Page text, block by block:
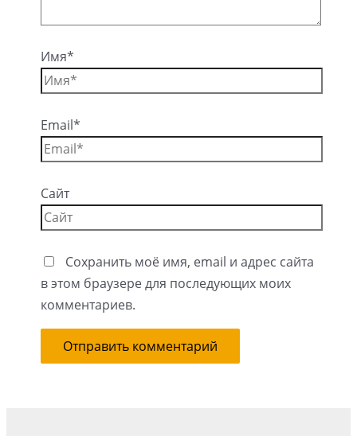
Имя*
Email*
Сайт
Сохранить моё имя, email и адрес сайта
в этом браузере для последующих моих
комментариев.